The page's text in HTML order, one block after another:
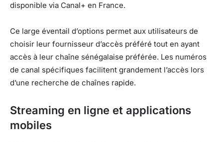
disponible via Canal+ en France.
Ce large éventail d’options permet aux utilisateurs de
choisir leur fournisseur d’accès préféré tout en ayant
accès à leur chaîne sénégalaise préférée. Les numéros
de canal spécifiques facilitent grandement l’accès lors
d’une recherche de chaînes rapide.
Streaming en ligne et applications
mobiles